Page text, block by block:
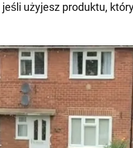
użyjesz produktu,